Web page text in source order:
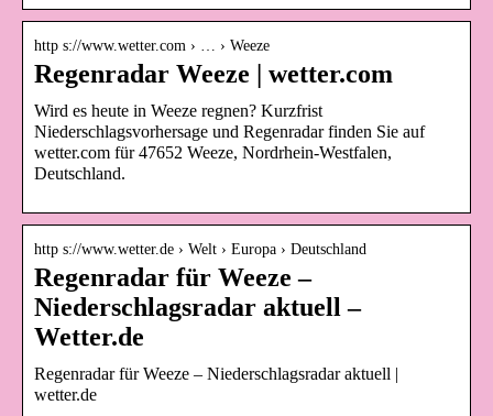
http s://www.wetter.com › … › Weeze
Regenradar Weeze | wetter.com
Wird es heute in Weeze regnen? Kurzfrist
Niederschlagsvorhersage und Regenradar finden Sie auf
wetter.com für 47652 Weeze, Nordrhein-Westfalen,
Deutschland.
http s://www.wetter.de › Welt › Europa › Deutschland
Regenradar für Weeze –
Niederschlagsradar aktuell –
Wetter.de
Regenradar für Weeze – Niederschlagsradar aktuell |
wetter.de